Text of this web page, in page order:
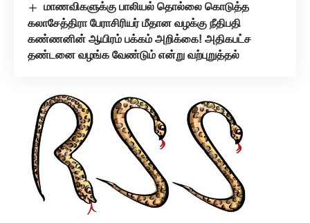
மாணவிகளுக்கு பாலியல் தொல்லை கொடுத்த
கலாசேத்திரா பேராசிரியர் மீதான வழக்கு நீதிபதி
கண்ணனின் ஆயிரம் பக்கம் அறிக்கை! அதிகபட்ச
தண்டனை வழங்க வேண்டும் என்று வற்புறுத்தல்